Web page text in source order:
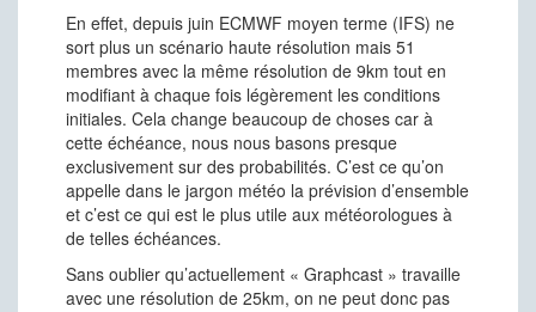
En effet, depuis juin ECMWF moyen terme (IFS) ne
sort plus un scénario haute résolution mais 51
membres avec la même résolution de 9km tout en
modifiant à chaque fois légèrement les conditions
initiales. Cela change beaucoup de choses car à
cette échéance, nous nous basons presque
exclusivement sur des probabilités. C’est ce qu’on
appelle dans le jargon météo la prévision d’ensemble
et c’est ce qui est le plus utile aux météorologues à
de telles échéances.
Sans oublier qu’actuellement « Graphcast » travaille
avec une résolution de 25km, on ne peut donc pas